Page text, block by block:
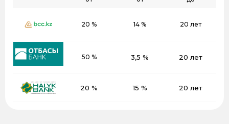
20 % 14 % 20 лет
50 % 3,5 % 20 лет
20 % 15 % 20 лет